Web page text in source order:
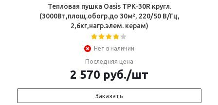
Тепловая пушка Oasis TPK-30R кругл.
(3000Вт,площ.обогр.до 30м², 220/50 В/Гц,
2,6кг,нагр.элем. керам)
Нет в наличии
Последняя цена
2 570 руб./шт
Заказать